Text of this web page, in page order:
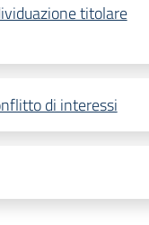
titolare
di interessi